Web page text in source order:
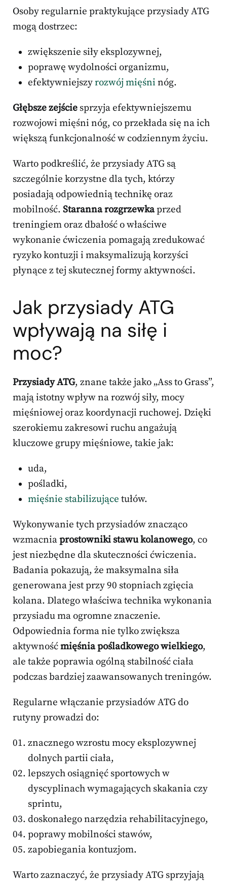
Osoby regularnie praktykujące przysiady ATG
mogą dostrzec:
zwiększenie siły eksplozywnej,
poprawę wydolności organizmu,
efektywniejszyrozwój mięśni nóg.
Głębsze zejście sprzyja efektywniejszemu
rozwojowi mięśni nóg, co przekłada się na ich
większą funkcjonalność w codziennym życiu.
Warto podkreślić, że przysiady ATG są
szczególnie korzystne dla tych, którzy
posiadają odpowiednią technikę oraz
mobilność. Staranna rozgrzewkaprzed
treningiem oraz dbałość o właściwe
wykonanie ćwiczenia pomagają zredukować
ryzyko kontuzji i maksymalizują korzyści
płynące z tej skutecznej formy aktywności.
Jak przysiady ATG
wpływają na siłę i
moc?
Przysiady ATG, znane także jako „Ass to Grass”,
mają istotny wpływ na rozwój siły, mocy
mięśniowej oraz koordynacji ruchowej. Dzięki
szerokiemu zakresowi ruchu angażują
kluczowe grupy mięśniowe, takie jak:
uda,
pośladki,
mięśnie stabilizujące tułów.
Wykonywanie tych przysiadów znacząco
wzmacniaprostowniki stawu kolanowego, co
jest niezbędne dla skuteczności ćwiczenia.
Badania pokazują, że maksymalna siła
generowana jest przy 90 stopniach zgięcia
kolana. Dlatego właściwa technika wykonania
przysiadu ma ogromne znaczenie.
Odpowiednia forma nie tylko zwiększa
aktywnośćmięśnia pośladkowego wielkiego,
ale także poprawia ogólną stabilność ciała
podczas bardziej zaawansowanych treningów.
Regularne włączanie przysiadów ATG do
rutyny prowadzi do:
znacznego wzrostu mocy eksplozywnej
dolnych partii ciała,
lepszych osiągnięć sportowych w
dyscyplinach wymagających skakania czy
sprintu,
doskonałego narzędzia rehabilitacyjnego,
poprawy mobilności stawów,
zapobiegania kontuzjom.
Warto zaznaczyć, że przysiady ATG sprzyjają